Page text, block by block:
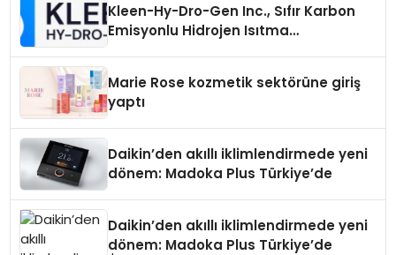
Kleen-Hy-Dro-Gen Inc., Sıfır Karbon
Emisyonlu Hidrojen Isıtma
Marie Rose kozmetik sektörüne giriş
yaptı
Daikin’den akıllı iklimlendirmede yeni
dönem: Madoka Plus Türkiye’de
Daikin’den akıllı iklimlendirmede yeni
dönem: Madoka Plus Türkiye’de